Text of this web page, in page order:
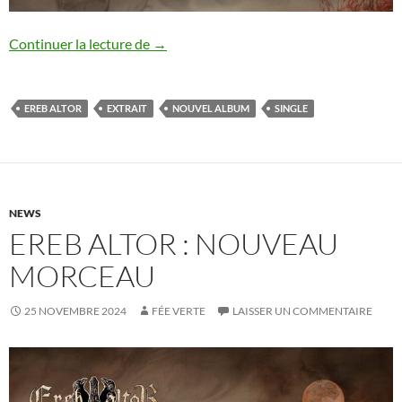
Continuer la lecture de Ereb Altor : nouveau single
→
EREB ALTOR EXTRAIT NOUVEL ALBUM SINGLE
NEWS
EREB ALTOR : NOUVEAU
MORCEAU
25 NOVEMBRE 2024 FÉE VERTE LAISSER UN COMMENTAIRE